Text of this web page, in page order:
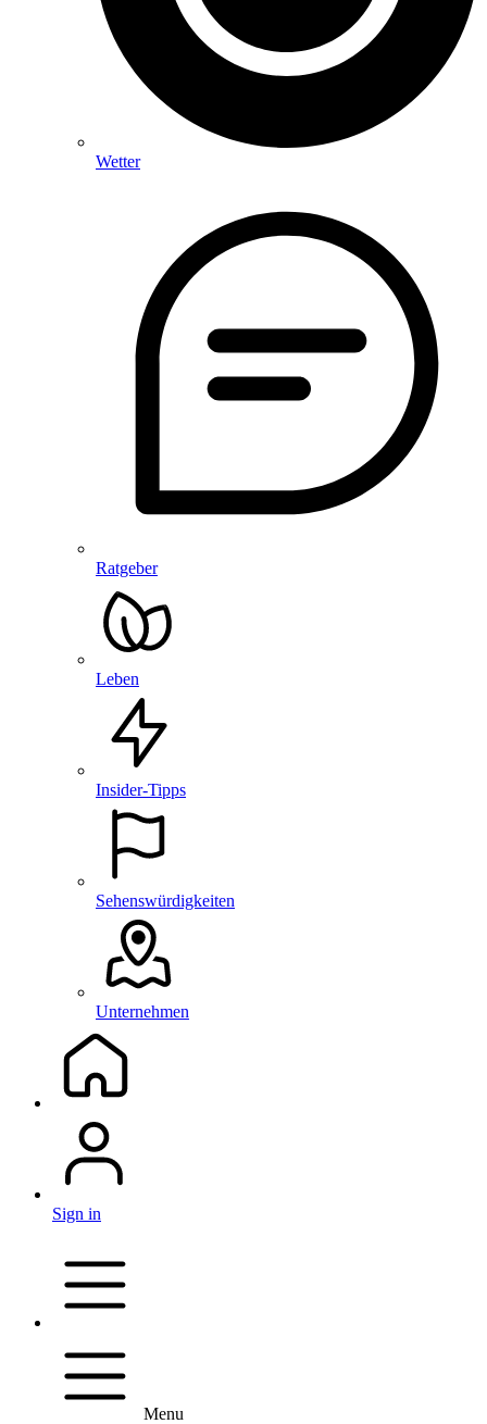
Wetter
Ratgeber
Leben
Insider-Tipps
Sehenswürdigkeiten
Unternehmen
Sign in
Menu